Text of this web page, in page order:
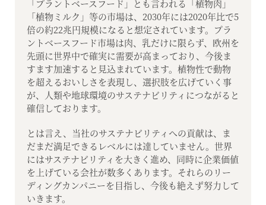
「プラントベースフード」とも言われる「植物肉」
「植物ミルク」等の市場は、2030年には2020年比で5
倍の約22兆円規模になると想定されています。プラ
ントベースフード市場は肉、乳だけに限らず、欧州を
先頭に世界中で確実に需要が高まっており、今後ま
すます加速すると見込まれています。植物性で動物
を超えるおいしさを表現し、選択肢を広げていく事
が、人類や地球環境のサステナビリティにつながると
確信しております。
とは言え、当社のサステナビリティへの貢献は、ま
だまだ満足できるレベルには達していません。世界
にはサステナビリティを大きく進め、同時に企業価値
を上げている会社が数多くあります。それらのリー
ディングカンパニーを目指し、今後も絶えず努力して
いきます。